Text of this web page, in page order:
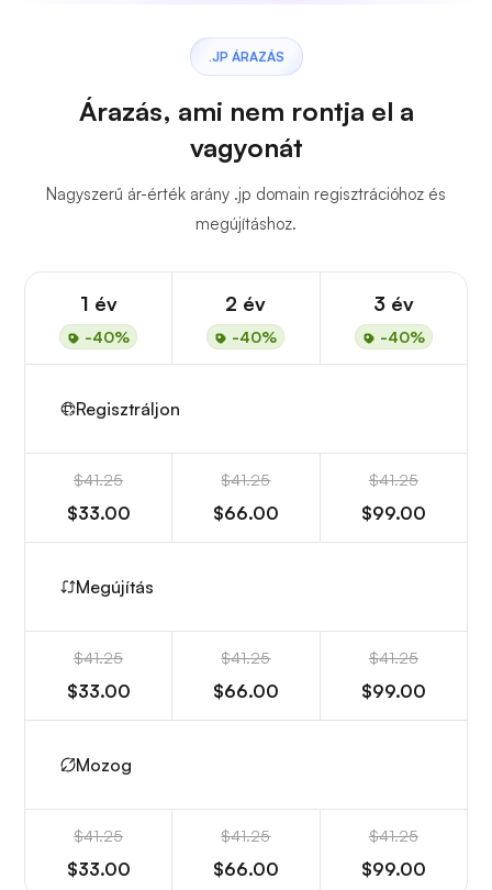
.JP ÁRAZÁS
Árazás, ami nem rontja el a
vagyonát
Nagyszerű ár-érték arány .jp domain regisztrációhoz és
megújításhoz.
1 év
-40%
2 év
-40%
3 év
-40%
Regisztráljon
$41.25
$33.00
$41.25
$66.00
$41.25
$99.00
Megújítás
$41.25
$33.00
$41.25
$66.00
$41.25
$99.00
Mozog
$41.25
$33.00
$41.25
$66.00
$41.25
$99.00